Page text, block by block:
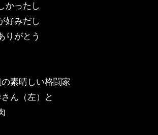
かったし
好みだし
りがとう
素晴しい格闘家
ん（左）と